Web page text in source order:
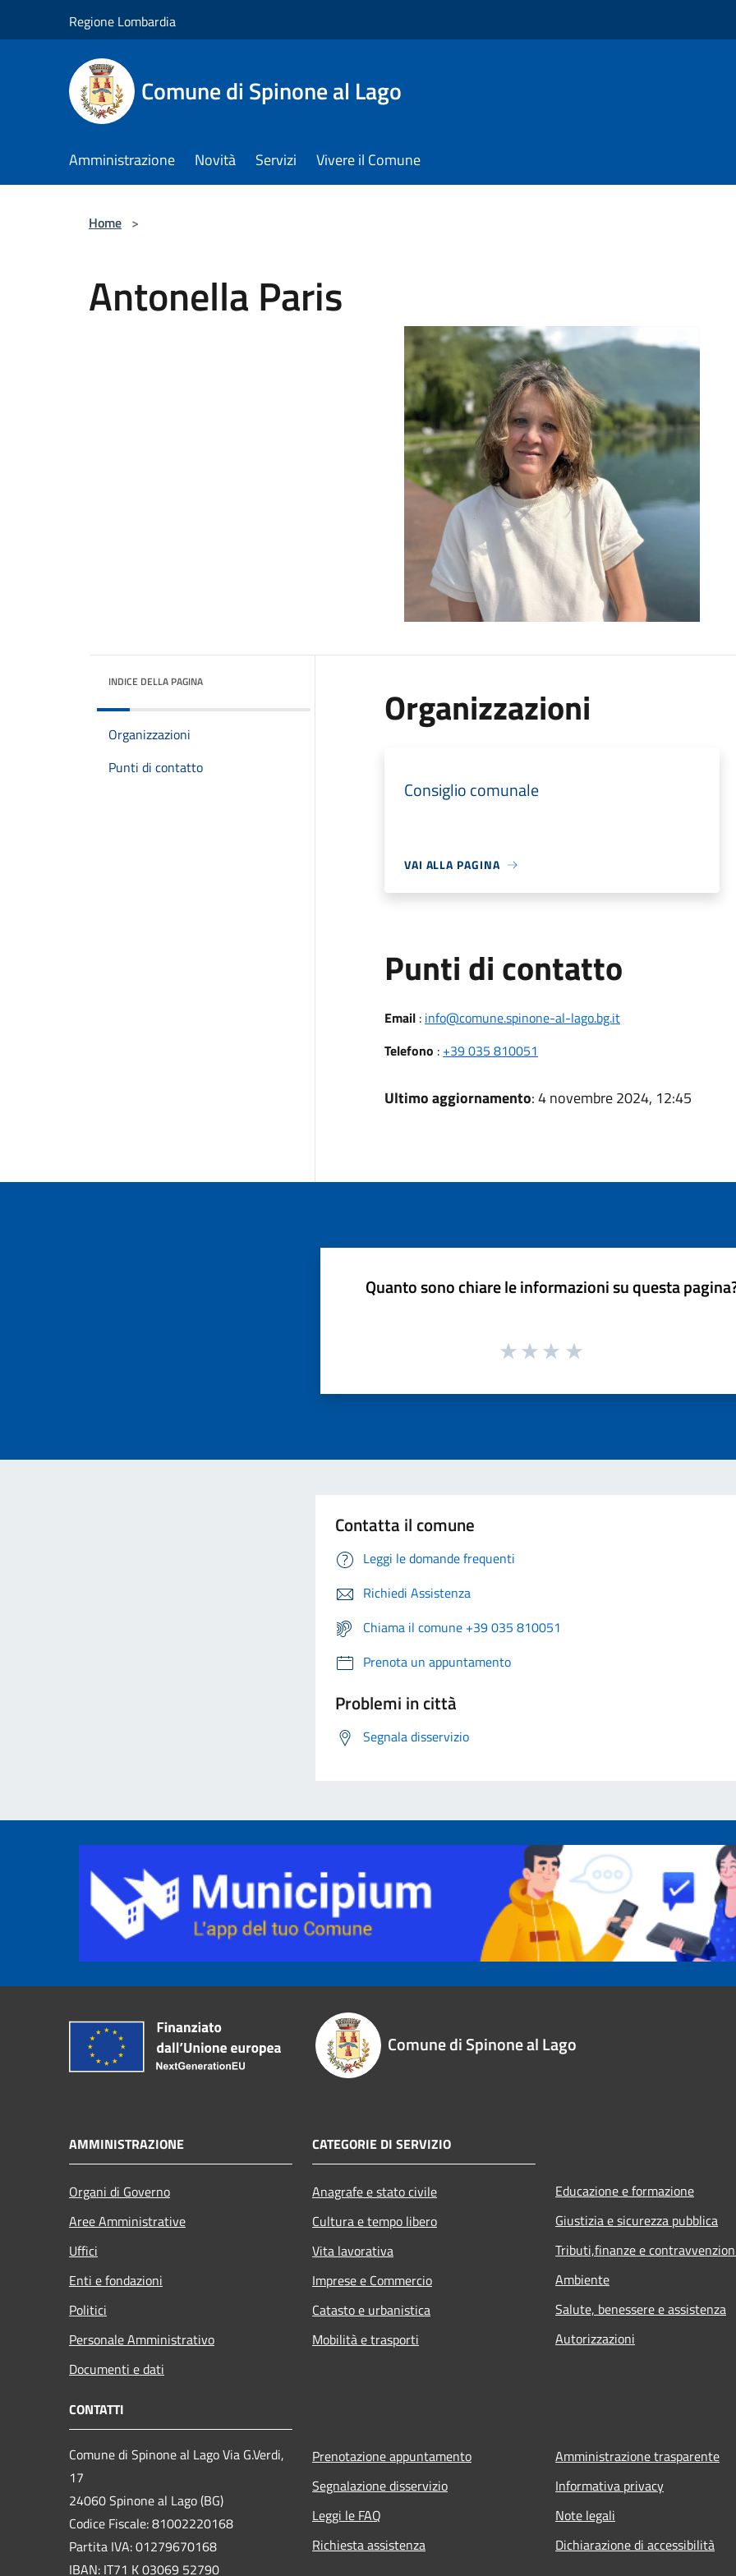
Regione Lombardia
Comune di Spinone al Lago
Amministrazione Novità Servizi Vivere il Comune
Home >
Antonella Paris
INDICE DELLA PAGINA
Organizzazioni
Punti di contatto
Organizzazioni
Consiglio comunale
VAI ALLA PAGINA
Punti di contatto
Email: info@comune.spinone-al-lago.bg.it
Telefono : +39 035 810051
Ultimo aggiornamento: 4 novembre 2024, 12:45
Quanto sono chiare le informazioni su questa
Contatta il comune
Leggi le domande frequenti
Richiedi Assistenza
Chiama il comune +39 035 810051
Prenota un appuntamento
Problemi in città
Segnala disservizio
Comune di Spinone al Lago
AMMINISTRAZIONE
Organi di Governo
Aree Amministrative
Uffici
Enti e fondazioni
Politici
Personale Amministrativo
Documenti e dati
CATEGORIE DI SERVIZIO
Anagrafe e stato civile
Cultura e tempo libero
Vita lavorativa
Imprese e Commercio
Catasto e urbanistica
Mobilità e trasporti
Educazione e formazione
Giustizia e sicurezza pubblica
Tributi,finanze e
Ambiente
Salute, benessere e assistenza
Autorizzazioni
CONTATTI
Comune di Spinone al Lago Via G.Verdi,
17
24060 Spinone al Lago (BG)
Codice Fiscale: 81002220168
Partita IVA: 01279670168
IBAN: IT71 K 03069 52790
Prenotazione appuntamento
Segnalazione disservizio
Leggi le FAQ
Richiesta assistenza
Amministrazione trasparente
Informativa privacy
Note legali
Dichiarazione di accessibilità